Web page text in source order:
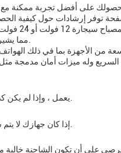
على أن تكون الشاحنة خالية